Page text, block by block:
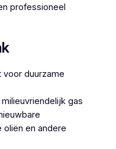
professioneel
voor duurzame
gas
oliën en andere